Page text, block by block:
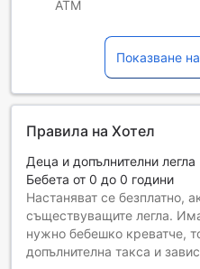
ATM
Показване
Правила на Хотел
Деца и допълнителни легла
Бебета от 0 до 0 години
Настаняват се безплатно,
съществуващите легла.
нужно бебешко креватче,
допълнителна такса и